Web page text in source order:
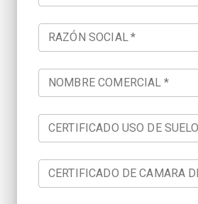
RAZÓN SOCIAL*
NOMBRE COMERCIAL *
CERTIFICADO USO DE SUELO
CERTIFICADO DE CAMARA